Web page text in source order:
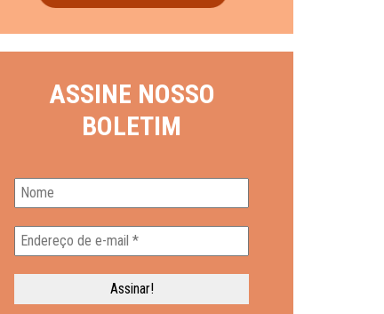
ASSINE NOSSO
BOLETIM